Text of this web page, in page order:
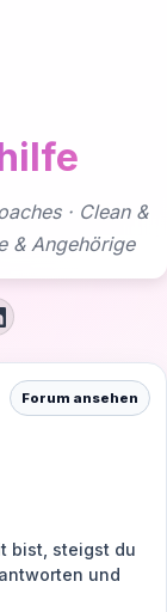
· Clean &
& Angehörige
Forum ansehen
bist, steigst du
und